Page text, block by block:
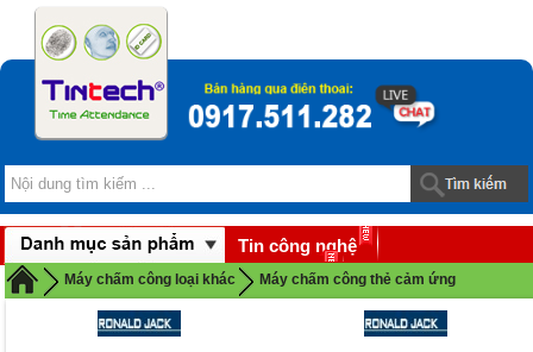
Tin công nghệ
Download
Máy chấm công loại khác Máy chấm công thẻ cảm ứng